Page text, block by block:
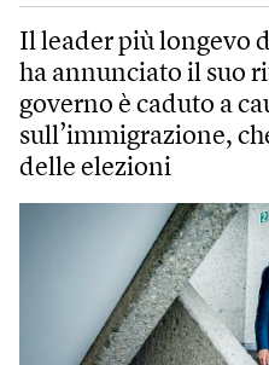
Il leader più longevo
ha annunciato il suo
governo è caduto a
sull’immigrazione,
delle elezioni